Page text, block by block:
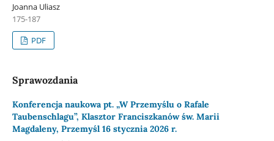
Joanna Uliasz
175-187
PDF
Sprawozdania
Konferencja naukowa pt. „W Przemyślu o Rafale
Taubenschlagu”, Klasztor Franciszkanów św. Marii
Magdaleny, Przemyśl 16 stycznia 2026 r.